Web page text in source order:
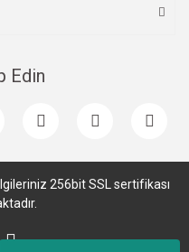
Edin
256bit SSL sertifikası